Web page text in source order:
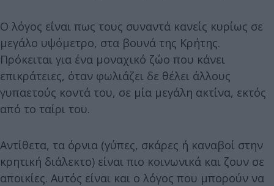
Ο λόγος είναι πως τους συναντά κανείς κυρίως σε
μεγάλο υψόμετρο, στα βουνά της Κρήτης.
Πρόκειται για ένα μοναχικό ζώο που κάνει
επικράτειες, όταν φωλιάζει δε θέλει άλλους
γυπαετούς κοντά του, σε μία μεγάλη ακτίνα, εκτός
από το ταίρι του.
Αντίθετα, τα όρνια (γύπες, σκάρες ή καναβοί στην
κρητική διάλεκτο) είναι πιο κοινωνικά και ζουν σε
αποικίες. Αυτός είναι και ο λόγος που μπορούν να